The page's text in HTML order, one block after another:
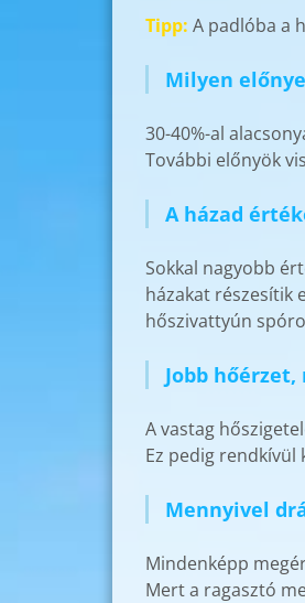
Tipp: A padlóba a
Milyen
30-40%-al
További előnyök
A házad
Sokkal nagyobb
házakat részesítik
hőszivattyún
Jobb
A vastag
Ez pedig rendkívül
Mennyivel
Mindenképp
Mert a ragasztó